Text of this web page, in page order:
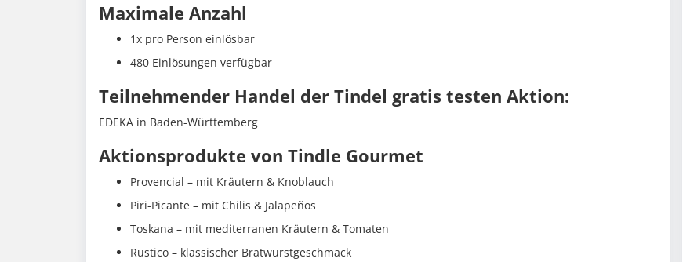
Maximale Anzahl
1x pro Person einlösbar
480 Einlösungen verfügbar
Teilnehmender Handel der Tindel gratis testen Aktion:
EDEKA in Baden-Württemberg
Aktionsprodukte von Tindle Gourmet
Provencial – mit Kräutern & Knoblauch
Piri-Picante – mit Chilis & Jalapeños
Toskana – mit mediterranen Kräutern & Tomaten
Rustico – klassischer Bratwurstgeschmack